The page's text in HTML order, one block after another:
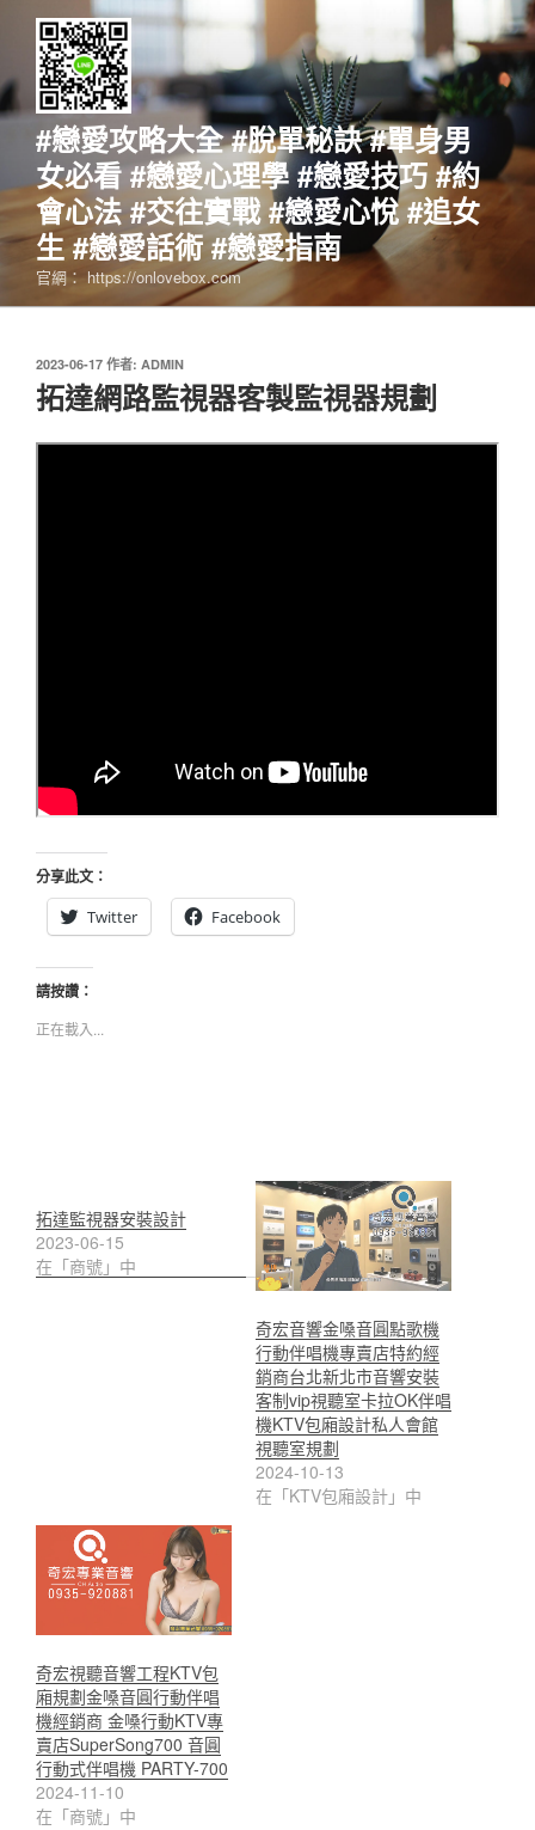
要
#戀愛攻略大全 #脫單秘訣 #單身男
女必看 #戀愛心理學 #戀愛技巧 #約
會心法 #交往實戰 #戀愛心悅 #追女
生 #戀愛話術 #戀愛指南
官網： https://onlovebox.com
發
佈
於
2023-06-17 作者: ADMIN
拓達網路監視器客製監視器規劃
分享此文：
Twitter
Facebook
請按讚：
正在載入...
拓達監視器安裝設計
2023-06-15
在「商號」中
奇宏音響金嗓音圓點歌機
行動伴唱機專賣店特約經
銷商台北新北市音響安裝
客制vip視聽室卡拉OK伴唱
機KTV包廂設計私人會館
視聽室規劃
2024-10-13
在「KTV包廂設計」中
奇宏視聽音響工程KTV包
廂規劃金嗓音圓行動伴唱
機經銷商 金嗓行動KTV專
賣店SuperSong700 音圓
行動式伴唱機 PARTY-700
2024-11-10
在「商號」中